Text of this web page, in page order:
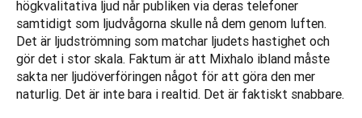
högkvalitativa ljud når publiken via deras telefoner
samtidigt som ljudvågorna skulle nå dem genom luften.
Det är ljudströmning som matchar ljudets hastighet och
gör det i stor skala. Faktum är att Mixhalo ibland måste
sakta ner ljudöverföringen något för att göra den mer
naturlig. Det är inte bara i realtid. Det är faktiskt snabbare.